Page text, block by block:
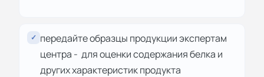
✓ передайте образцы продукции экспертам
центра - для оценки содержания белка и
других характеристик продукта